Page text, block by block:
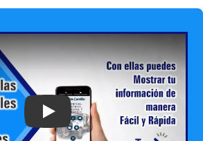
Play: Keynote (Google I/O '18)